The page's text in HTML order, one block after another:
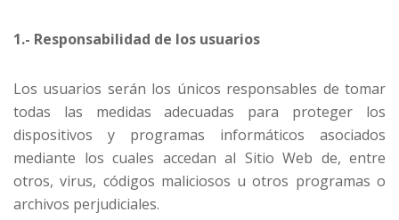
1.- Responsabilidad de los usuarios
Los usuarios serán los únicos responsables de tomar
todas las medidas adecuadas para proteger los
dispositivos y programas informáticos asociados
mediante los cuales accedan al Sitio Web de, entre
otros, virus, códigos maliciosos u otros programas o
archivos perjudiciales.